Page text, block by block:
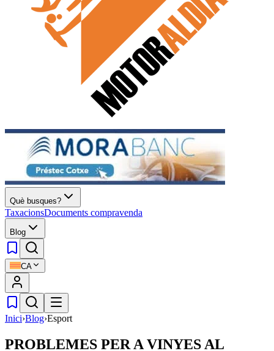
Què busques?
TaxacionsDocuments compravenda
Blog
CA
Inici›Blog›Esport
PROBLEMES PER A VINYES AL